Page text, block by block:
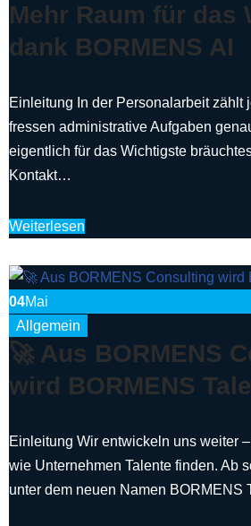
Mehr Raum für das
dank BORMENS AI
Einleitung In der Personalarbeit zählt
fressen administrative Aufgaben
eigentlich für das Wichtigste
Kontakt…
Weiterlesen
04Mai
Allgemein
🚀 Aus BORMENS
wird BORMENS
Einleitung Wir entwickeln uns weiter
wie Unternehmen Talente finden. Ab
unter dem neuen Namen BORMENS